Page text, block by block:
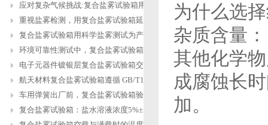
应对复杂气候挑战:复合盐雾试验箱用于涂
重视盐雾检测，用复合盐雾试验箱延长产
复合盐雾试验箱用科学盐雾测试为产品研
环境可靠性测试中，复合盐雾试验箱缺水
电子元器件镀银层复合盐雾试验箱交变盐
航天材料复合盐雾试验箱遵循 GB/T12967.3
车用弹簧出厂前，复合盐雾试验箱验证盐
复合盐雾试验箱：盐水溶液浓度5%±1%的配
为什么选
杂质含量
其他化学
成腐蚀长
加。